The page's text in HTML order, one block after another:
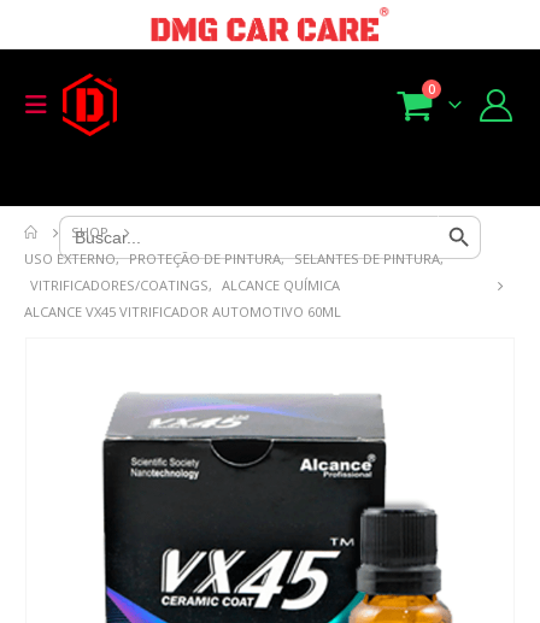
Search
for:
Search Button
0
SHOP
USO EXTERNO, PROTEÇÃO DE PINTURA, SELANTES DE PINTURA,
VITRIFICADORES/COATINGS, ALCANCE QUÍMICA
ALCANCE VX45 VITRIFICADOR AUTOMOTIVO 60ML